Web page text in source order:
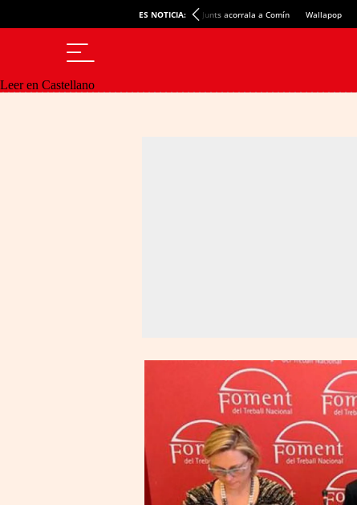
ES NOTICIA: Junts acorrala a Comín Wallapop
Leer en Castellano